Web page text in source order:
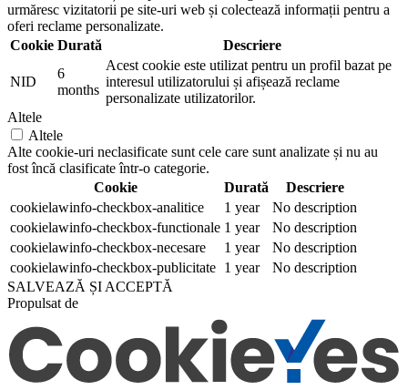
urmăresc vizitatorii pe site-uri web și colectează informații pentru a
oferi reclame personalizate.
Cookie Durată Descriere
NID
6
months
Acest cookie este utilizat pentru un profil bazat pe
interesul utilizatorului și afișează reclame
personalizate utilizatorilor.
Altele
Altele
Alte cookie-uri neclasificate sunt cele care sunt analizate și nu au
fost încă clasificate într-o categorie.
Cookie
Durată
Descriere
cookielawinfo-checkbox-analitice
1 year
No description
cookielawinfo-checkbox-functionale 1 year
No description
cookielawinfo-checkbox-necesare
1 year
No description
cookielawinfo-checkbox-publicitate 1 year
No description
SALVEAZĂ ȘI ACCEPTĂ
Propulsat de